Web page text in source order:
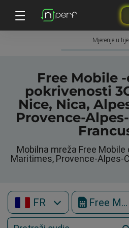
Mjerenje u
Free Mobile
pokrivenosti
Nice, Nica,
Provence-
Mobilna mreža Free Mobile
Maritimes, Provence-Alpes-
FR Free Mobile